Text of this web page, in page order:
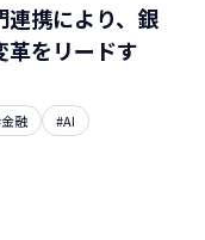
連携により、銀
革をリードす
融
#AI